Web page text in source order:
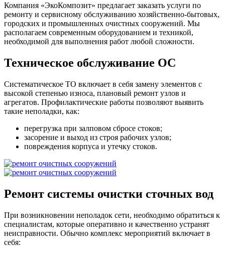
Компания «ЭкоКомпозит» предлагает заказать услуги по
ремонту и сервисному обслуживанию хозяйственно-бытовых,
городских и промышленных очистных сооружений. Мы
располагаем современным оборудованием и техникой,
необходимой для выполнения работ любой сложности.
Техническое обслуживание ОС
Систематическое ТО включает в себя замену элементов с
высокой степенью износа, плановый ремонт узлов и
агрегатов. Профилактические работы позволяют выявить
такие неполадки, как:
перегрузка при залповом сбросе стоков;
засорение и выход из строя рабочих узлов;
повреждения корпуса и утечку стоков.
Ремонт системы очистки сточных вод
При возникновении неполадок сети, необходимо обратиться к
специалистам, которые оперативно и качественно устранят
неисправности. Обычно комплекс мероприятий включает в
себя: